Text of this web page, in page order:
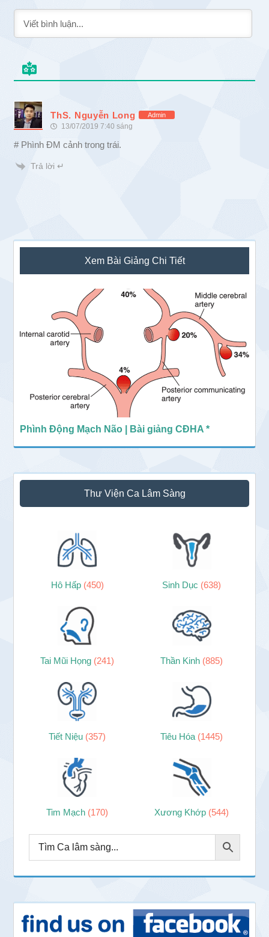
ThS. Nguyễn Long Admin
13/07/2019 7:40 sáng
# Phình ĐM cảnh trong trái.
Trả lời ↵
Sidebar
chính
Xem Bài Giảng Chi Tiết
Phình Động Mạch Não | Bài giảng CĐHA *
Thư Viện Ca Lâm Sàng
Hô Hấp (450) Sinh Dục (638)
Tai Mũi Họng (241) Thần Kinh (885)
Tiết Niệu (357) Tiêu Hóa (1445)
Tim Mạch (170) Xương Khớp (544)